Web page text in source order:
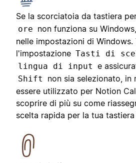
Se la scorciatoia da tastiera
ore non funziona su
nelle impostazioni di Windows.
l'impostazione Tasti di
lingua di input e
Shift
non sia selezionato, in
essere utilizzato per Notion
scoprire di più su come
scelta rapida per la tua tastiera